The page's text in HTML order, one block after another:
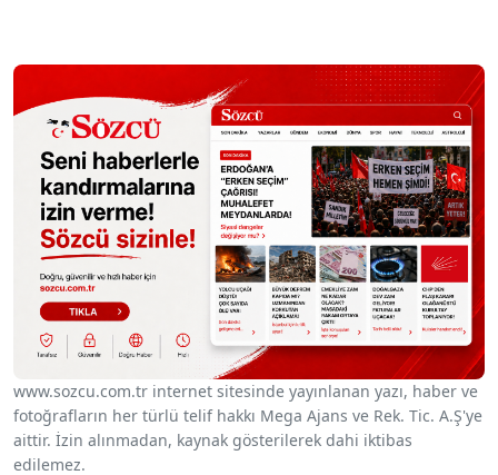
www.sozcu.com.tr internet sitesinde yayınlanan yazı, haber ve
fotoğrafların her türlü telif hakkı Mega Ajans ve Rek. Tic. A.Ş'ye
aittir. İzin alınmadan, kaynak gösterilerek dahi iktibas
edilemez.